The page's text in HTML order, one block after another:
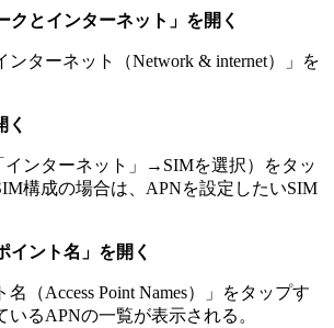
クとインターネット」を開く
ンターネット（Network & internet）」を
く
インターネット」→SIMを選択）をタッ
構成の場合は、APNを設定したいSIM
イント名」を開く
名（Access Point Names）」をタップす
いるAPNの一覧が表示される。